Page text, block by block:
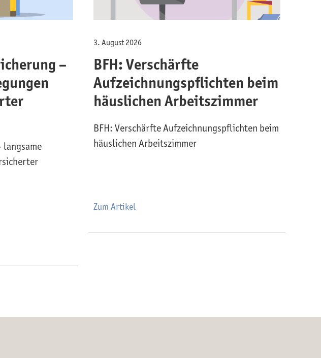
–
langsame
3. August 2026
BFH: Verschärfte
Aufzeichnungspflichten beim
häuslichen Arbeitszimmer
BFH: Verschärfte Aufzeichnungspflichten beim
häuslichen Arbeitszimmer
Zum Artikel